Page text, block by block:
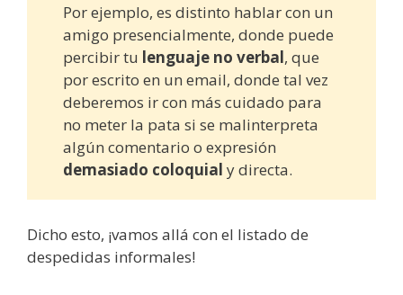
Por ejemplo, es distinto hablar con un
amigo presencialmente, donde puede
percibir tu lenguaje no verbal, que
por escrito en un email, donde tal vez
deberemos ir con más cuidado para
no meter la pata si se malinterpreta
algún comentario o expresión
demasiado coloquial y directa.
Dicho esto, ¡vamos allá con el listado de
despedidas informales!